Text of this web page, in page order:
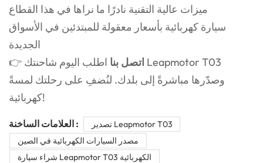
ميزات عالية التقنية نادرًا ما نراها في هذا القطاع
سيارة كهربائية بأسعار معقولة للمبتدئين في الأسواق
الجديدة
👉
اتصل بنا اطلب اليوم شاحنتك Leapmotor T03
وصدّرها مباشرةً إلى بلدك. لنُضفِ على رحلتك لمسةً
كهربائية!
العلامات الساخنة :
تصدير Leapmotor T03
مصدر السيارات الكهربائية في الصين
شراء سيارة Leapmotor T03 الكهربائية